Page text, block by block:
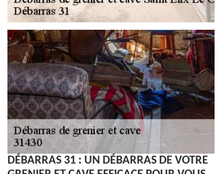
DÉBARRAS 31 : UN DÉBARRAS DE VOTRE